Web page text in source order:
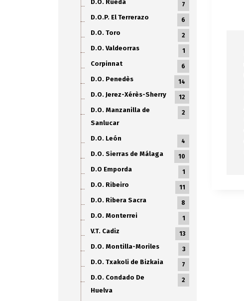
D.O. Rueda 7
D.O.P. El Terrerazo 6
D.O. Toro 2
D.O. Valdeorras 1
Corpinnat 6
D.O. Penedès 14
D.O. Jerez-Xérès-Sherry 12
D.O. Manzanilla de
Sanlucar
2
D.O. León 4
D.O. Sierras de Málaga 10
D.O Emporda 1
D.O. Ribeiro 11
D.O. Ribera Sacra 8
D.O. Monterrei 1
V.T. Cadiz 13
D.O. Montilla-Moriles 3
D.O. Txakoli de Bizkaia 7
D.O. Condado De
Huelva
2